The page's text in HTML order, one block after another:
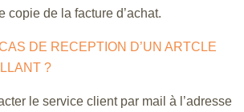
copie de la facture d’achat.
DE RECEPTION D’UN ARTCLE
?
le service client par mail à l’adresse